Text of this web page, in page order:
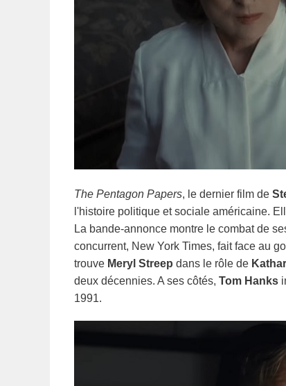
The Pentagon Papers, le dernier film de
l'histoire politique et sociale américaine.
La bande-annonce montre le combat de
concurrent, New York Times, fait face au
trouve Meryl Streep dans le rôle de
deux décennies. A ses côtés, Tom Hanks
1991.